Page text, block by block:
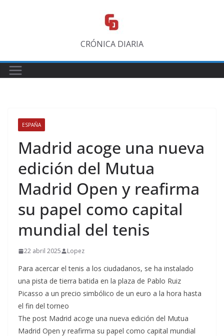
CRÓNICA DIARIA
ESPAÑA
Madrid acoge una nueva
edición del Mutua
Madrid Open y reafirma
su papel como capital
mundial del tenis
22 abril 2025 Lopez
Para acercar el tenis a los ciudadanos, se ha instalado
una pista de tierra batida en la plaza de Pablo Ruiz
Picasso a un precio simbólico de un euro a la hora hasta
el fin del torneo
The post Madrid acoge una nueva edición del Mutua
Madrid Open y reafirma su papel como capital mundial